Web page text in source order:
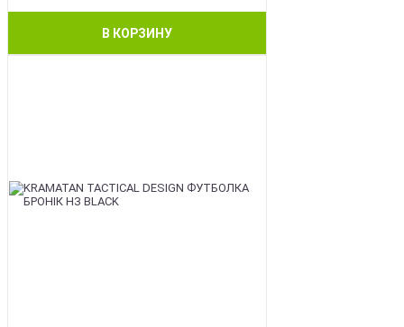
В КОРЗИНУ